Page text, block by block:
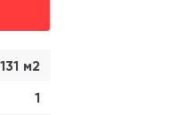
131 м2
1